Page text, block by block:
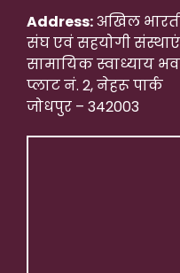
Address:अखिल
संघ एवं सहयोगी
सामायिक स्वाध्याय
प्लाट नं. 2, नेहरू पार्क
जोधपुर – 342003